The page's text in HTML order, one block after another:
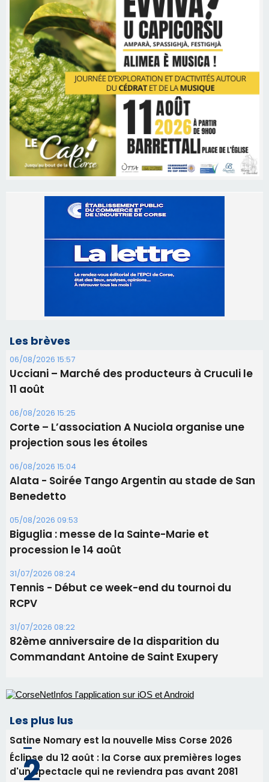
Les brèves
06/08/2026 15:57
Ucciani – Marché des producteurs à Cruculi le
11 août
06/08/2026 15:25
Corte – L’association A Nuciola organise une
projection sous les étoiles
06/08/2026 15:04
Alata - Soirée Tango Argentin au stade de San
Benedetto
05/08/2026 09:53
Biguglia : messe de la Sainte-Marie et
procession le 14 août
31/07/2026 08:24
Tennis - Début ce week-end du tournoi du
RCPV
31/07/2026 08:22
82ème anniversaire de la disparition du
Commandant Antoine de Saint Exupery
Les plus lus
Satine Nomary est la nouvelle Miss Corse 2026
Éclipse du 12 août : la Corse aux premières loges
d'un spectacle qui ne reviendra pas avant 2081